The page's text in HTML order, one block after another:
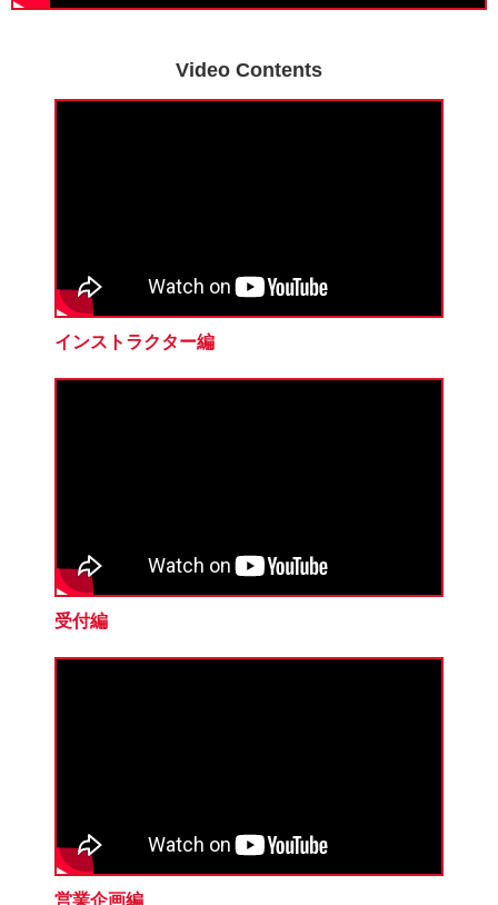
Video Contents
インストラクター編
受付編
営業企画編